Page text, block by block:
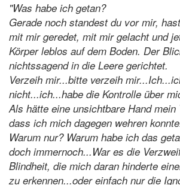
"Was habe ich getan?
Gerade noch standest du vor mir,
mit mir geredet, mit mir gelacht und
Körper leblos auf dem Boden. Der
nichtssagend in die Leere gerichtet.
Verzeih mir...bitte verzeih
nicht...ich...habe die Kontrolle über
Als hätte eine unsichtbare Hand mein
dass ich mich dagegen wehren
Warum nur? Warum habe ich das
doch immernoch...War es die
Blindheit, die mich daran hinderte
zu erkennen...oder einfach nur die